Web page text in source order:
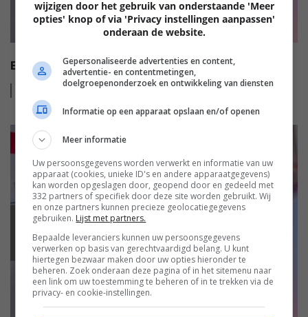
EISA HI-FI AWARDS 2022-2023
wijzigen door het gebruik van onderstaande 'Meer
opties' knop of via 'Privacy instellingen aanpassen'
onderaan de website.
Gepersonaliseerde advertenties en content,
advertentie- en contentmetingen,
doelgroepenonderzoek en ontwikkeling van diensten
Informatie op een apparaat opslaan en/of openen
Meer informatie
Uw persoonsgegevens worden verwerkt en informatie van uw
apparaat (cookies, unieke ID's en andere apparaatgegevens)
kan worden opgeslagen door, geopend door en gedeeld met
332 partners of specifiek door deze site worden gebruikt. Wij
en onze partners kunnen precieze geolocatiegegevens
gebruiken. Lijst met partners.
Bepaalde leveranciers kunnen uw persoonsgegevens
verwerken op basis van gerechtvaardigd belang. U kunt
hiertegen bezwaar maken door uw opties hieronder te
beheren. Zoek onderaan deze pagina of in het sitemenu naar
een link om uw toestemming te beheren of in te trekken via de
privacy- en cookie-instellingen.